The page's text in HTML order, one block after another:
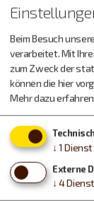
Beim Besuch
verarbeitet. Mit
zum Zweck der
können die hier
Mehr dazu
↓ 1 Dienst
Externe
↓ 4